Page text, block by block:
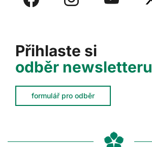
Přihlaste si
odběr newsletteru
formulář pro odběr